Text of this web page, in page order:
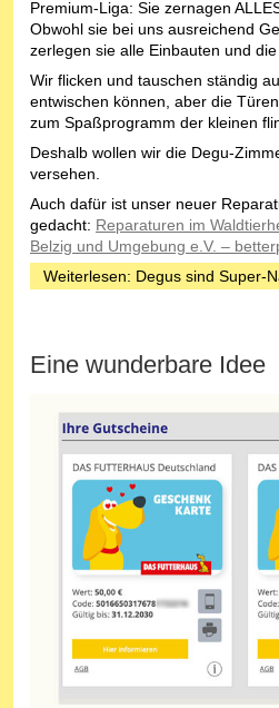
Premium-Liga: Sie zernagen
Obwohl sie bei uns ausreichend
zerlegen sie alle Einbauten und
Wir flicken und tauschen ständig
entwischen können, aber die
zum Spaßprogramm der kleinen
Deshalb wollen wir die Degu-
versehen.
Auch dafür ist unser neuer
gedacht: Reparaturen im
Belzig und Umgebung e.V. –
Weiterlesen: Degus sind Super-
Eine wunderbare Idee